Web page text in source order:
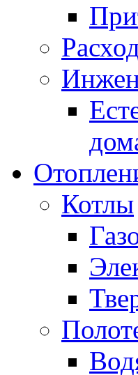
Котлы